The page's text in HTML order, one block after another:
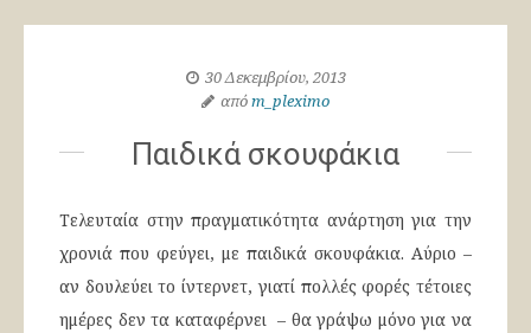
30 Δεκεμβρίου, 2013
απόm_pleximo
Παιδικά σκουφάκια
Τελευταία στην πραγματικότητα ανάρτηση για την
χρονιά που φεύγει, με παιδικά σκουφάκια. Αύριο –
αν δουλεύει το ίντερνετ, γιατί πολλές φορές τέτοιες
ημέρες δεν τα καταφέρνει – θα γράψω μόνο για να